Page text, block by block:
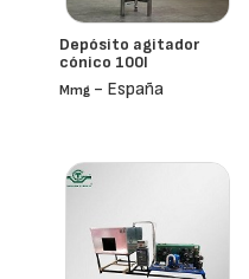
Depósito agitador
cónico 100l
Mmg - España